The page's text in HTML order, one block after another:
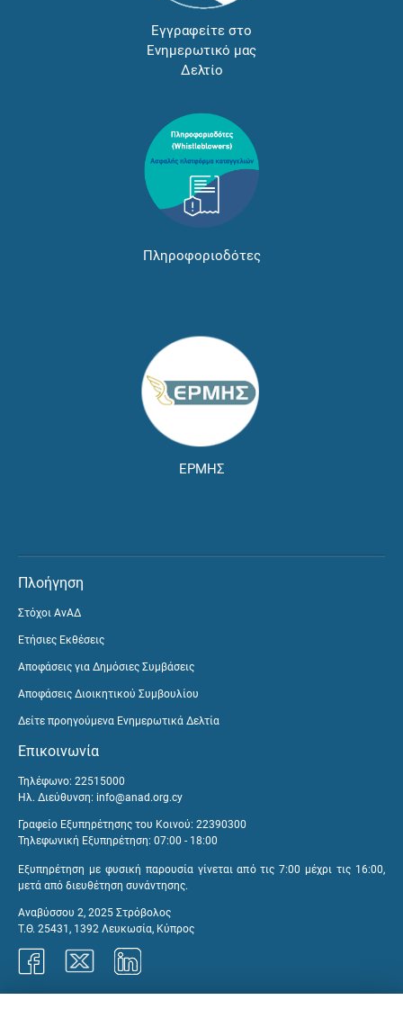
Εγγραφείτε στο
Ενημερωτικό μας
Δελτίο
Πληροφοριοδότες
ΕΡΜΗΣ
Πλοήγηση
Στόχοι ΑνΑΔ
Ετήσιες Εκθέσεις
Αποφάσεις για Δημόσιες Συμβάσεις
Αποφάσεις Διοικητικού Συμβουλίου
Δείτε προηγούμενα Ενημερωτικά Δελτία
Επικοινωνία
Τηλέφωνο: 22515000
Ηλ. Διεύθυνση: info@anad.org.cy
Γραφείο Εξυπηρέτησης του Κοινού: 22390300
Τηλεφωνική Εξυπηρέτηση: 07:00 - 18:00
Εξυπηρέτηση με φυσική παρουσία γίνεται από τις 7:00 μέχρι τις 16:00,
μετά από διευθέτηση συνάντησης.
Αναβύσσου 2, 2025 Στρόβολος
Τ.Θ. 25431, 1392 Λευκωσία, Κύπρος